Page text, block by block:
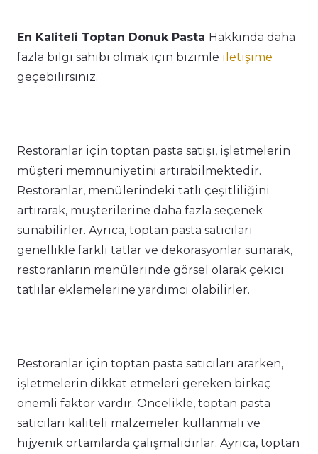
En Kaliteli Toptan Donuk Pasta Hakkında daha
fazla bilgi sahibi olmak için bizimle iletişime
geçebilirsiniz.
Restoranlar için toptan pasta satışı, işletmelerin
müşteri memnuniyetini artırabilmektedir.
Restoranlar, menülerindeki tatlı çeşitliliğini
artırarak, müşterilerine daha fazla seçenek
sunabilirler. Ayrıca, toptan pasta satıcıları
genellikle farklı tatlar ve dekorasyonlar sunarak,
restoranların menülerinde görsel olarak çekici
tatlılar eklemelerine yardımcı olabilirler.
Restoranlar için toptan pasta satıcıları ararken,
işletmelerin dikkat etmeleri gereken birkaç
önemli faktör vardır. Öncelikle, toptan pasta
satıcıları kaliteli malzemeler kullanmalı ve
hijyenik ortamlarda çalışmalıdırlar. Ayrıca, toptan